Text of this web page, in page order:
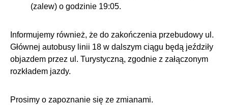
(zalew) o godzinie 19:05.
Informujemy również, że do zakończenia przebudowy ul.
Głównej autobusy linii 18 w dalszym ciągu będą jeździły
objazdem przez ul. Turystyczną, zgodnie z załączonym
rozkładem jazdy.
Prosimy o zapoznanie się ze zmianami.